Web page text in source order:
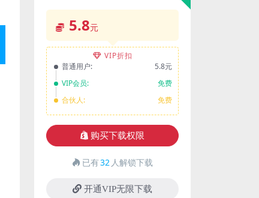
5.8元
VIP折扣
普通用户:
5.8元
VIP会员:
免费
合伙人:
免费
购买下载权限
已有32 人解锁下载
开通VIP无限下载